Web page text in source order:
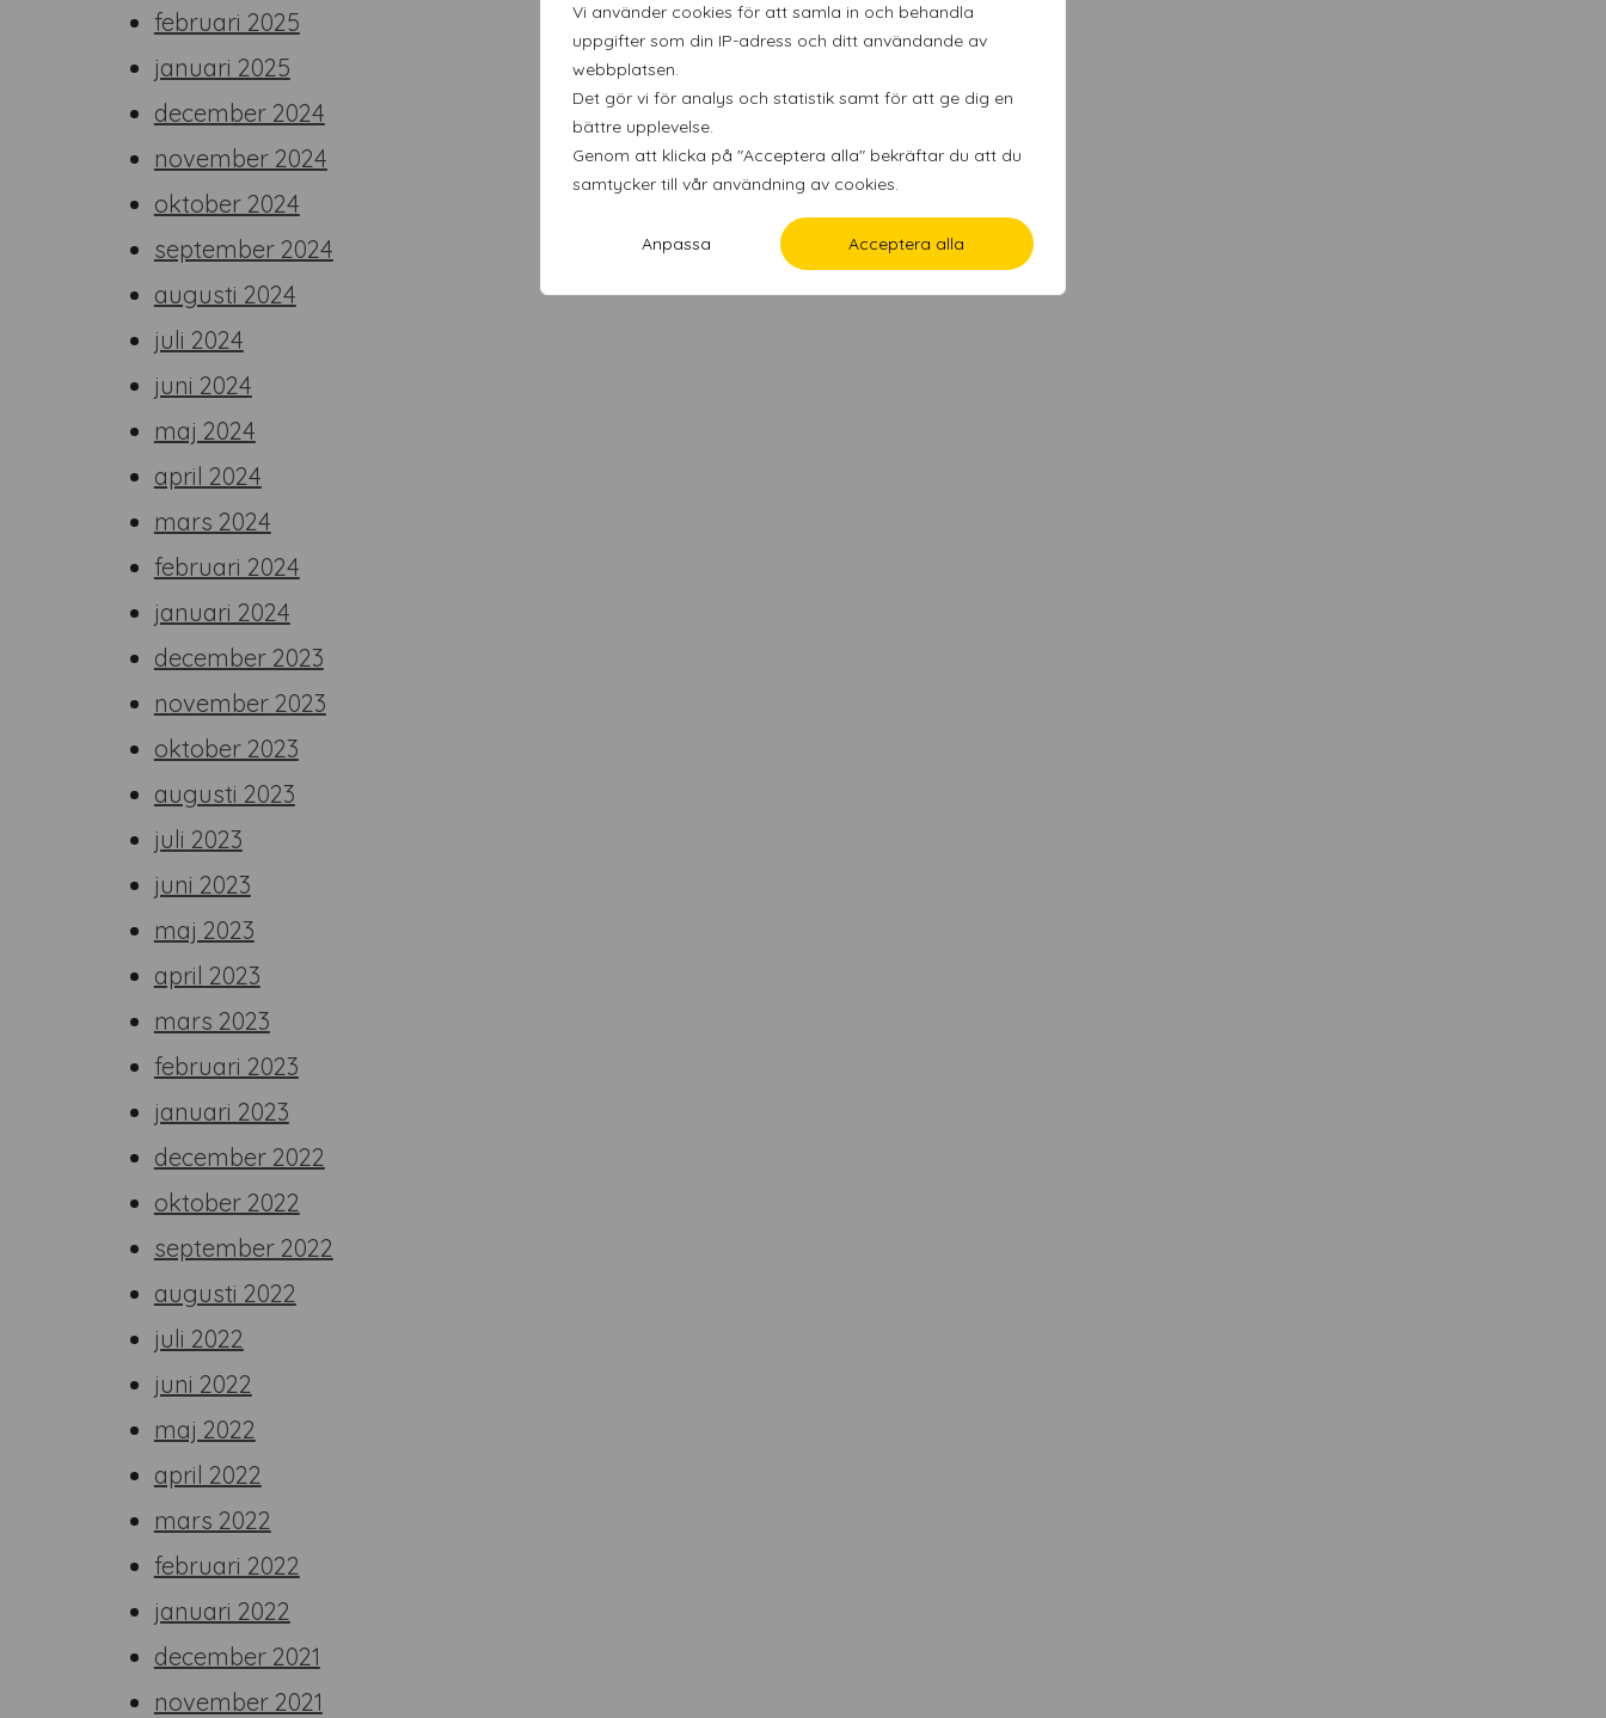
Vi använder cookies för att samla in och behandla
uppgifter som din IP-adress och ditt användande av
webbplatsen.
Det gör vi för analys och statistik samt för att ge dig en
bättre upplevelse.
Genom att klicka på "Acceptera alla" bekräftar du att du
samtycker till vår användning av cookies.
Anpassa Acceptera alla
februari 2025
januari 2025
december 2024
november 2024
oktober 2024
september 2024
augusti 2024
juli 2024
juni 2024
maj 2024
april 2024
mars 2024
februari 2024
januari 2024
december 2023
november 2023
oktober 2023
augusti 2023
juli 2023
juni 2023
maj 2023
april 2023
mars 2023
februari 2023
januari 2023
december 2022
oktober 2022
september 2022
augusti 2022
juli 2022
juni 2022
maj 2022
april 2022
mars 2022
februari 2022
januari 2022
december 2021
november 2021